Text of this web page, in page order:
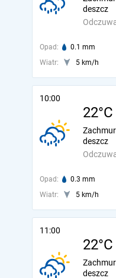
deszcz
Opad: 0.1 mm
Wiatr:
5 km/h
10:00
22°C
deszcz
Opad: 0.3 mm
Wiatr:
5 km/h
11:00
22°C
deszcz